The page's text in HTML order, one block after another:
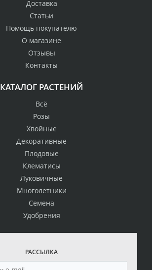
Доставка
Статьи
Помощь покупателю
О магазине
Отзывы
Контакты
КАТАЛОГ РАСТЕНИЙ
Всё
Розы
Хвойные
Декоративные
Плодовые
Клематисы
Луковичные
Многолетники
Семена
Удобрения
РАССЫЛКА